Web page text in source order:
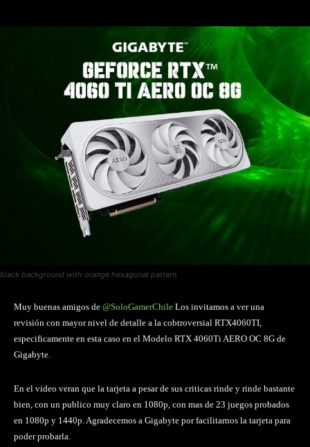
black background with orange hexagonal pattern
Muy buenas amigos de @SoloGamerChile Los invitamos a ver una
revisión con mayor nivel de detalle a la cobtroversial RTX4060TI,
especificamente en esta caso en el Modelo RTX 4060Ti AERO OC 8G de
Gigabyte.
En el video veran que la tarjeta a pesar de sus criticas rinde y rinde bastante
bien, con un publico muy claro en 1080p, con mas de 23 juegos probados
en 1080p y 1440p. Agradecemos a Gigabyte por facilitarnos la tarjeta para
poder probarla.